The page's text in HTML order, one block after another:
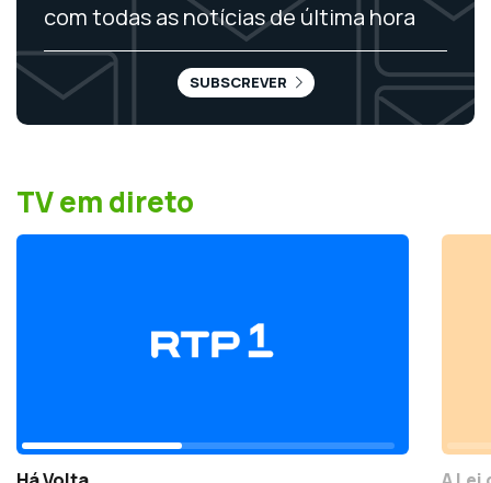
com todas as notícias de última hora
SUBSCREVER
TV em direto